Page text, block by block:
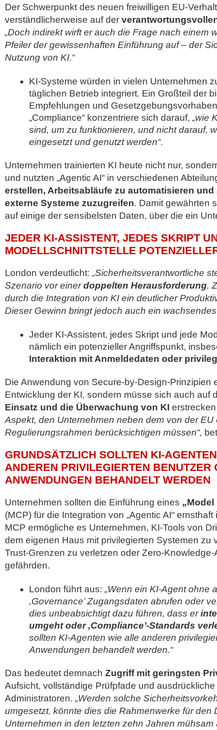
Der Schwerpunkt des neuen freiwilligen EU-
verständlicherweise auf der
„Doch indirekt wirft er auch die Frage nach einem
Pfeiler der gewissenhaften Einführung auf – der
Nutzung von KI.“
KI-Systeme würden in vielen Unternehmen
täglichen Betrieb integriert. Ein Großteil der
Empfehlungen und
„Compliance“ konzentriere sich darauf, „wie
sind, um zu funktionieren, und nicht darauf,
eingesetzt und genutzt werden“.
Unternehmen trainierten KI heute nicht nur,
und nutzten „Agentic AI“ in verschiedenen
erstellen, Arbeitsabläufe zu automatisieren
externe Systeme zuzugreifen. Damit gewährten
auf einige der sensibelsten Daten, über die ein
JEDER KI-ASSISTENT, JEDES SKRIPT
MODELLSCHNITTSTELLE
London verdeutlicht: „Sicherheitsverantwortliche
Szenario vor einerdoppelten Herausforderung.
durch die Integration von KI ein deutlicher
Dieser Gewinn bringt jedoch auch ein
Jeder KI-Assistent, jedes Skript und jede
nämlich ein potenzieller Angriffspunkt,
Interaktion mit Anmeldedaten oder
Die Anwendung von Secure-by-Design-Prinzipien
Entwicklung der KI, sondern müsse sich auch auf
Einsatz und die Überwachung von KI
Aspekt, den Unternehmen neben dem von der EU
Regulierungsrahmen berücksichtigen müssen“,
GRUNDSÄTZLICH SOLLTEN KI-
ANDEREN PRIVILEGIERTEN BENUTZER
ANWENDUNGEN BEHANDELT WERDEN
Unternehmen sollten die Einführung eines
(MCP) für die Integration von „Agentic AI“
MCP ermögliche es Unternehmen, KI-Tools von
dem eigenen Haus mit privilegierten Systemen zu
Trust-Grenzen zu verletzen oder Zero-
gefährden.
London führt aus: „Wenn ein KI-Agent ohne
,Governance’ Zugangsdaten abrufen oder
dies unbeabsichtigt dazu führen, dass er
umgeht oder ,Compliance’-Standards
sollten KI-Agenten wie alle anderen
Anwendungen behandelt werden.“
Das bedeutet demnach Zugriff mit geringsten
Aufsicht, vollständige Prüfpfade und
Administratoren. „Werden solche
umgesetzt, könnte dies die Rahmenwerke für den
Unternehmen in den letzten zehn Jahren